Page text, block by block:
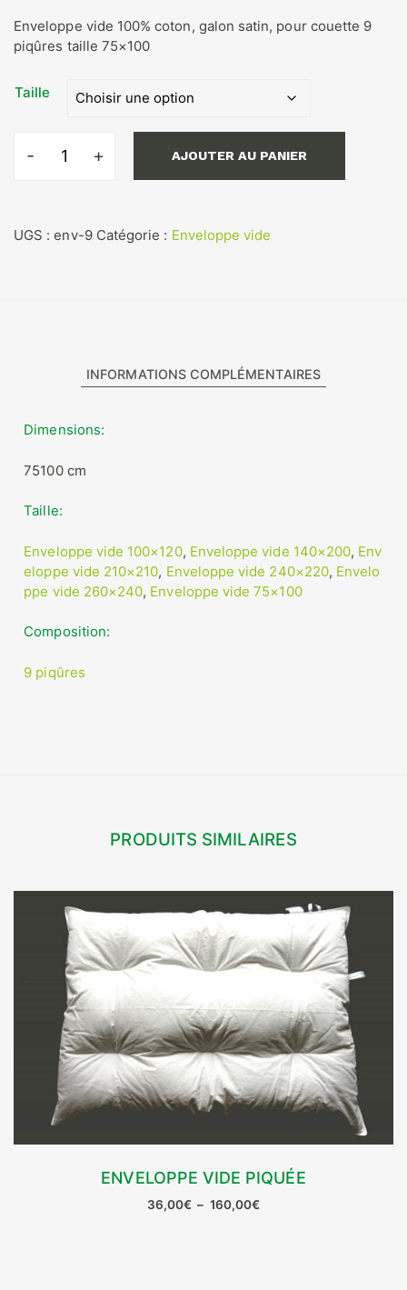
prix :
Enveloppe vide 100% coton, galon satin, pour couette 9
piqûres taille 75×100
Taille
quantité
9
AJOUTER AU PANIER
UGS :env-9 Catégorie : Enveloppe vide
INFORMATIONS COMPLÉMENTAIRES
Dimensions
75100 cm
Taille
Enveloppe vide 100×120, Enveloppe vide 140×200, Env
eloppe vide 210×210, Enveloppe vide 240×220, Envelo
ppe vide 260×240, Enveloppe vide 75×100
Composition
9 piqûres
PRODUITS SIMILAIRES
ENVELOPPE VIDE PIQUÉE
36,00€ – 160,00€Plage
CHOIX DES OPTIONS